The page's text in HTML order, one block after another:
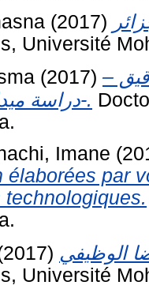
(2017)
Université
(2017) –
دراسة ميدانية في الجزائر-.
Imane
élaborées par
technologiques.
Université